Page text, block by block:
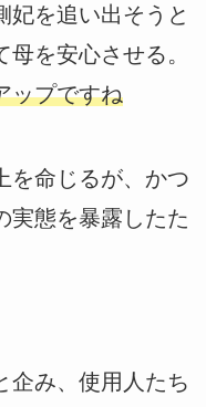
妃を追い出そうと
を安心させる。
ップですね
を命じるが、かつ
実態を暴露したた
企み、使用人たち